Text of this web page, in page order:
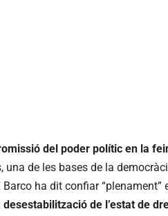
del poder polític en la
una de les bases de la
Barco ha dit confiar “plenament”
de l’estat de